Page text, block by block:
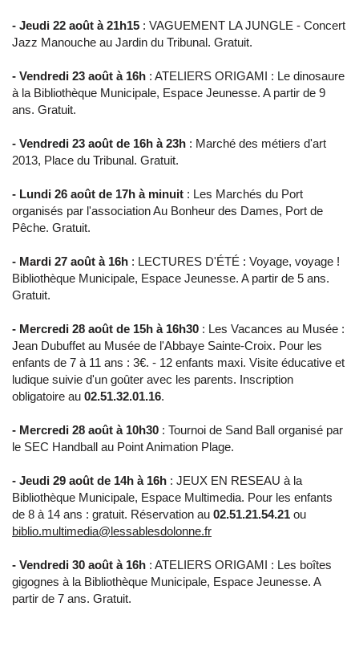
- Jeudi 22 août à 21h15 : VAGUEMENT LA JUNGLE - Concert
Jazz Manouche au Jardin du Tribunal. Gratuit.
- Vendredi 23 août à 16h : ATELIERS ORIGAMI : Le dinosaure
à la Bibliothèque Municipale, Espace Jeunesse. A partir de 9
ans. Gratuit.
- Vendredi 23 août de 16h à 23h : Marché des métiers d'art
2013, Place du Tribunal. Gratuit.
- Lundi 26 août de 17h à minuit : Les Marchés du Port
organisés par l'association Au Bonheur des Dames, Port de
Pêche. Gratuit.
- Mardi 27 août à 16h : LECTURES D'ÉTÉ : Voyage, voyage !
Bibliothèque Municipale, Espace Jeunesse. A partir de 5 ans.
Gratuit.
- Mercredi 28 août de 15h à 16h30 : Les Vacances au Musée :
Jean Dubuffet au Musée de l'Abbaye Sainte-Croix. Pour les
enfants de 7 à 11 ans : 3€. - 12 enfants maxi. Visite éducative et
ludique suivie d'un goûter avec les parents. Inscription
obligatoire au 02.51.32.01.16.
- Mercredi 28 août à 10h30 : Tournoi de Sand Ball organisé par
le SEC Handball au Point Animation Plage.
- Jeudi 29 août de 14h à 16h : JEUX EN RESEAU à la
Bibliothèque Municipale, Espace Multimedia. Pour les enfants
de 8 à 14 ans : gratuit. Réservation au 02.51.21.54.21 ou
biblio.multimedia@lessablesdolonne.fr
- Vendredi 30 août à 16h : ATELIERS ORIGAMI : Les boîtes
gigognes à la Bibliothèque Municipale, Espace Jeunesse. A
partir de 7 ans. Gratuit.